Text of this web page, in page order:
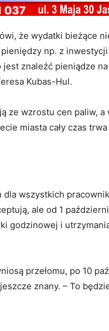
że wydatki bieżące
np. z
znaleźć pieniądze
Kubas-Hul.
ze wzrostu cen paliw,
miasta cały czas
wszystkich
ale od 1
godzinowej i
przełomu, po 10
znany. – To